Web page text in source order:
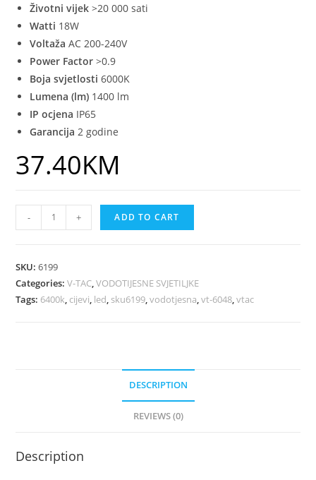
Životni vijek>20 000sati
Watti 18W
VoltažaAC 200-240V
Power Factor>0.9
Boja svjetlosti6000K
Lumena (lm) 1400 lm
IP ocjena IP65
Garancija 2 godine
37.40KM
- + ADD TO CART
SKU:6199
Categories:V-TAC,VODOTIJESNE SVJETILJKE
Tags: 6400k, cijevi, led, sku6199,vodotjesna,vt-6048,vtac
DESCRIPTION
REVIEWS (0)
Description